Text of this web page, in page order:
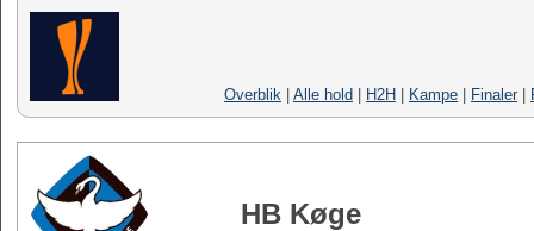
Overblik Alle hold H2H Kampe Finaler
HB Køge